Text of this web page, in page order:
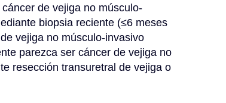
de vejiga no músculo-
biopsia reciente (≤6 meses
vejiga no músculo-invasivo
parezca ser cáncer de vejiga no
resección transuretral de vejiga o